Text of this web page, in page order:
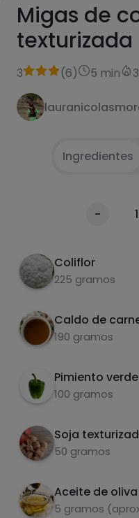
Migas de
texturizada
3 (6) 5 min
Ingredientes
- 1
Coliflor
225 gramos
Caldo de
190 gramos
Pimiento verde
100 gramos
Soja
50 gramos
Aceite de
5 gramos
Carbohidratos
Grasas